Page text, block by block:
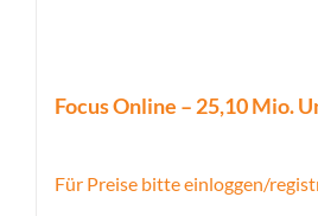
Focus Online – 25,10 Mio.
Für Preise bitte einloggen/